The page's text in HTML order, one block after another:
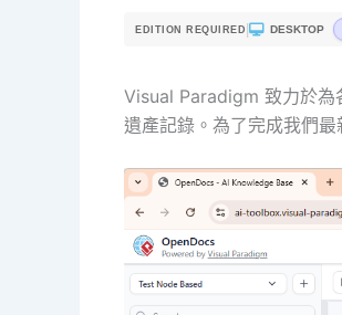
EDITION REQUIRED DESKTOP
Visual Paradigm 致力於
遺產記錄。為了完成我們